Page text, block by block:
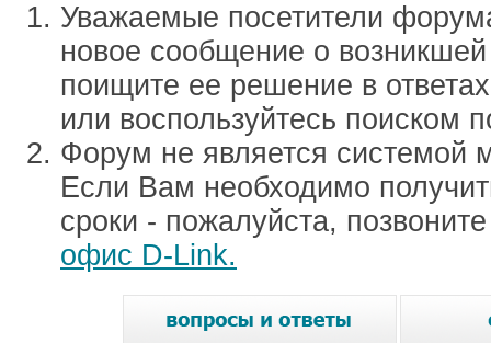
Уважаемые посетители
новое сообщение о
поищите ее решение в
или воспользуйтесь поиском
Форум не является системой
Если Вам необходимо
сроки - пожалуйста,
офис D-Link.